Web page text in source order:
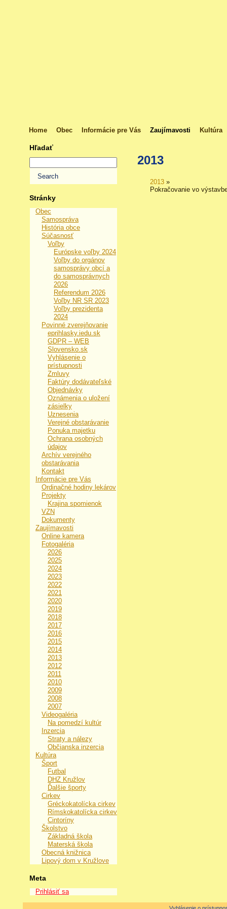
Home Obec Informácie pre Vás Zaujímavosti Kultúra
Hľadať
Stránky
Obec
Samospráva
História obce
Súčasnosť
Voľby
Európske voľby 2024
Voľby do orgánov
samosprávy obcí a
do samosprávnych
2026
Referendum 2026
Voľby NR SR 2023
Voľby prezidenta
2024
Povinné zverejňovanie
eprihlasky.iedu.sk
GDPR – WEB
Slovensko.sk
Vyhlásenie o
prístupnosti
Zmluvy
Faktúry dodávateľské
Objednávky
Oznámenia o uložení
zásielky
Uznesenia
Verejné obstarávanie
Ponuka majetku
Ochrana osobných
údajov
Archív verejného
obstarávania
Kontakt
Informácie pre Vás
Ordinačné hodiny lekárov
Projekty
Krajina spomienok
VZN
Dokumenty
Zaujímavosti
Online kamera
Fotogaléria
2026
2025
2024
2023
2022
2021
2020
2019
2018
2017
2016
2015
2014
2013
2012
2011
2010
2009
2008
2007
Videogaléria
Na pomedzí kultúr
Inzercia
Straty a nálezy
Občianska inzercia
Kultúra
Šport
Futbal
DHZ Kružlov
Ďalšie športy
Cirkev
Gréckokatolícka cirkev
Rímskokatolícka cirkev
Cintoríny
Školstvo
Základná škola
Materská škola
Obecná knižnica
Lipový dom v Kružlove
Meta
Prihlásiť sa
2013
2013 »
Pokračovanie vo